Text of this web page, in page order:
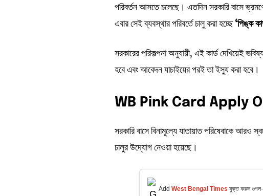
পরিবর্তন আসতে চলেছে। এতদিন সরকারি বাসে
এবার সেই ব্যবস্থার পরিবর্তে চালু করা হচ্ছে‘পিঙ্ক
সরকারের পরিকল্পনা অনুযায়ী, এই কার্ড দেখিয়েই
হবে এবং আবেদন যাচাইয়ের পরই তা ইস্যু করা হবে।
WB Pink Card Apply
সরকারি বাসে বিনামূল্যে যাতায়াত পরিষেবাকে আরও
চালুর উদ্যোগ নেওয়া হয়েছে।
Add West Bengal Times যুক্ত করুন গুগল-এ